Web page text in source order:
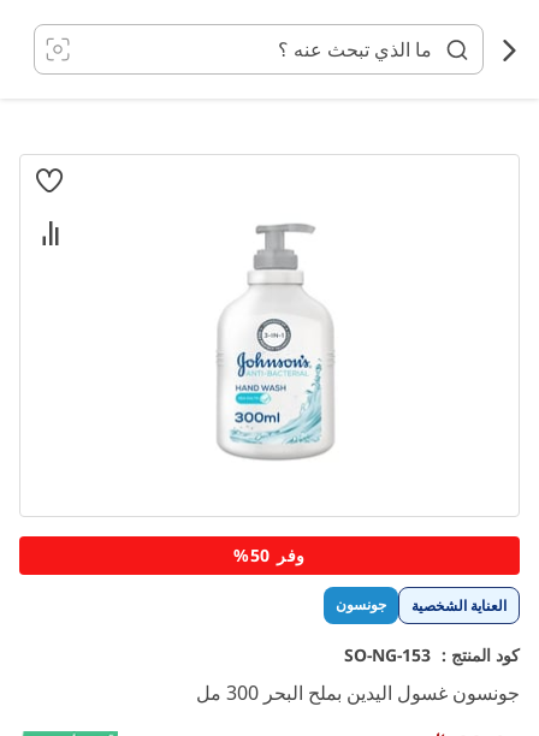
المحتوى
العناية الشخصية جونسون
كود المنتج : SO-NG-153
جونسون غسول اليدين بملح البحر 300 مل
انتقل
تخطي
إلى
بداية
معرض
الصور
وفر 50%